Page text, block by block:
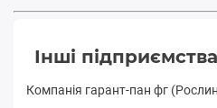
Інші
Компанія гарант-пан фг